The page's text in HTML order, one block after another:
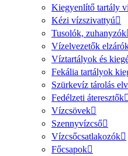
Kiegyenlítő tartály
Kézi vízszivattyú
Tusolók, zuhanyzók
Vízelvezetők
Víztartályok és
Fekália tartályok
Szürkevíz tárolás
Fedélzeti áteresztők
Vízcsövek
Szennyvízcső
Vízcsőcsatlakozók
Főcsapok